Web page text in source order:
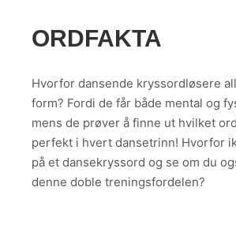
ORDFAKTA
Hvorfor dansende kryssordløsere
form? Fordi de får både mental og
mens de prøver å finne ut hvilket
perfekt i hvert dansetrinn! Hvorfor
på et dansekryssord og se om du
denne doble treningsfordelen?